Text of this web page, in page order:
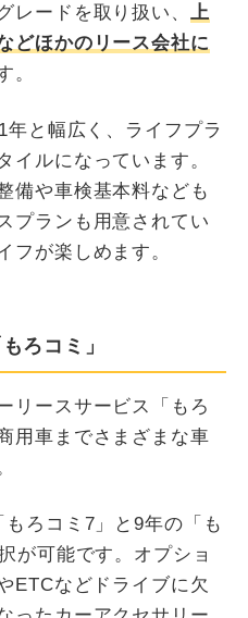
レードを取り扱い、 上
どほかのリース会社に
。
と幅広く、ライフプラ
イルになっています。
備や車検基本料なども
プランも用意されてい
フが楽しめます。
ろコミ」
リースサービス「もろ
用車までさまざまな車
ろコミ7」と9年の「も
が可能です。オプショ
ETCなどドライブに欠